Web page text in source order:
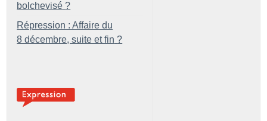
bolchevisé ?
Répression : Affaire du
8 décembre, suite et fin ?